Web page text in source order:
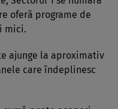
oferă programe de
mici.
ajunge la aproximativ
care îndeplinesc